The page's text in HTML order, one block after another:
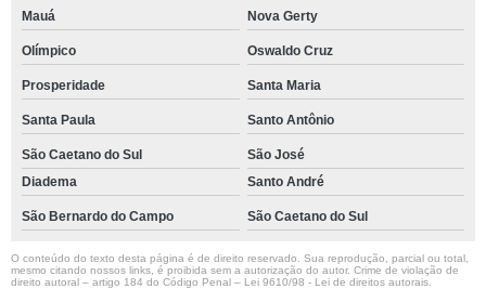
Mauá Nova Gerty
Olímpico Oswaldo Cruz
Prosperidade Santa Maria
Santa Paula Santo Antônio
São Caetano do Sul
São José
Diadema
Santo André
São Bernardo do Campo São Caetano do Sul
O conteúdo do texto desta página é de direito reservado. Sua reprodução, parcial ou total,
mesmo citando nossos links, é proibida sem a autorização do autor. Crime de violação de
direito autoral – artigo 184 do Código Penal – Lei 9610/98 - Lei de direitos autorais